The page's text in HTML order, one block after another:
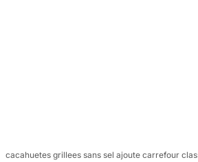
cacahuetes grillees sans sel ajoute carrefour